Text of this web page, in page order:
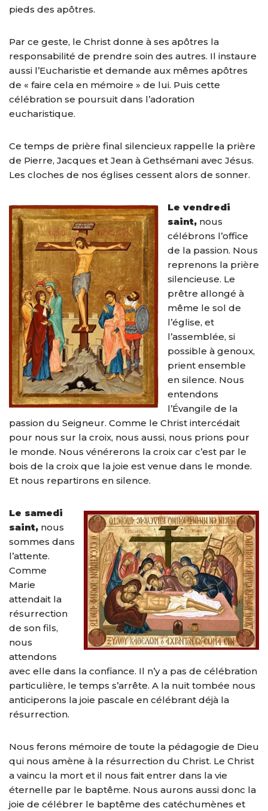
pieds des apôtres.
Par ce geste, le Christ donne à ses apôtres la
responsabilité de prendre soin des autres. Il instaure
aussi l’Eucharistie et demande aux mêmes apôtres
de « faire cela en mémoire » de lui. Puis cette
célébration se poursuit dans l’adoration
eucharistique.
Ce temps de prière final silencieux rappelle la prière
de Pierre, Jacques et Jean à Gethsémani avec Jésus.
Les cloches de nos églises cessent alors de sonner.
Le vendredi
saint, nous
célébrons l’office
de la passion. Nous
reprenons la prière
silencieuse. Le
prêtre allongé à
même le sol de
l’église, et
l’assemblée, si
possible à genoux,
prient ensemble
en silence. Nous
entendons
l’Évangile de la
passion du Seigneur. Comme le Christ intercédait
pour nous sur la croix, nous aussi, nous prions pour
le monde. Nous vénérerons la croix car c’est par le
bois de la croix que la joie est venue dans le monde.
Et nous repartirons en silence.
Le samedi
saint, nous
sommes dans
l’attente.
Comme
Marie
attendait la
résurrection
de son fils,
nous
attendons
avec elle dans la confiance. Il n’y a pas de célébration
particulière, le temps s’arrête. A la nuit tombée nous
anticiperons la joie pascale en célébrant déjà la
résurrection.
Nous ferons mémoire de toute la pédagogie de Dieu
qui nous amène à la résurrection du Christ. Le Christ
a vaincu la mort et il nous fait entrer dans la vie
éternelle par le baptême. Nous aurons aussi donc la
joie de célébrer le baptême des catéchumènes et